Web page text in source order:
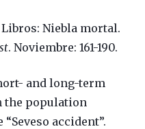
Libros: Niebla mortal.
. Noviembre: 161-190.
and long-term
the population
accident”.